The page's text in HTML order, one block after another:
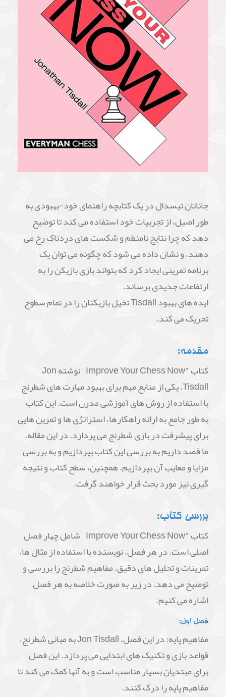
جاناتان تیسدال در یک کتابچه راهنمای خود-بهبودی به
طور اصیل، از تجربیات خود استفاده می کند تا توضیح
دهد که چرا نتایج نامنظم و شکست های دردناک رخ می
دهند، و نشان داده می شود که چگونه می توان یک
برنامه تمرینی ایجاد کرد که بتواند بازی بازیکن را به
ارتفاعات جدیدی برساند.
ایده های بهبود Tisdall تخیل بازیکنان را در تمام سطوح
تحریک می کند.
مقدمه:
کتاب "Improve Your Chess Now" نوشته Jon
Tisdall، یکی از منابع مهم برای بهبود مهارت های شطرنج
با استفاده از روش های آموزشی مدرن است. این کتاب
به طور جامع به ارائه راهکارها، استراتژی ها و تمرین هایی
برای پیشرفت در بازی شطرنج می پردازد. در این مقاله،
ما قصد داریم به بررسی این کتاب بپردازیم و به بررسی
مزایا و معایب آن بپردازیم. همچنین، سطح کتاب و نتیجه
گیری نیز مورد بحث قرار خواهند گرفت.
بررسی کتاب:
کتاب "Improve Your Chess Now" شامل چهار فصل
اصلی است. در هر فصل، نویسنده با استفاده از مثال ها،
تمرینات و تحلیل های دقیق، مفاهیم شطرنج را بررسی و
توضیح می دهد. در زیر به صورت خلاصه به هر فصل
اشاره می کنیم:
فصل اول:
مفاهیم پایه: در این فصل، Jon Tisdall به مبانی شطرنج،
قواعد بازی و تکنیک های ابتدایی می پردازد. این فصل
برای مبتدیان بسیار مناسب است و به آنها کمک می کند تا
مفاهیم پایه را درک کنند.